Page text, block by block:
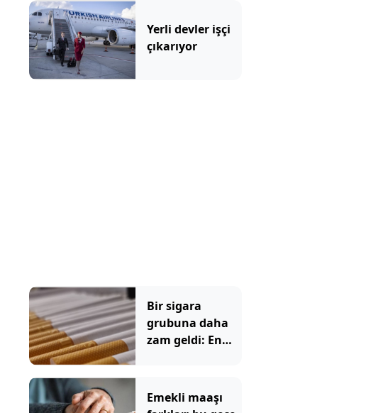
Yerli devler işçi
çıkarıyor
Bir sigara
grubuna daha
zam geldi: En
Emekli maaşı